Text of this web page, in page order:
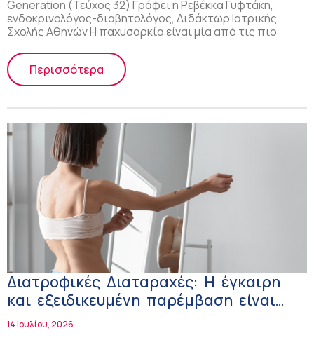
Generation (Τεύχος 32) Γράφει η Ρεβέκκα Γυφτάκη,
ενδοκρινολόγος-διαβητολόγος, Διδάκτωρ Ιατρικής
Σχολής Αθηνών Η παχυσαρκία είναι μία από τις πιο
Περισσότερα
Διατροφικές Διαταραχές: Η έγκαιρη
και εξειδικευμένη παρέμβαση είναι
καθοριστικής σημασίας
14 Ιουλίου, 2026